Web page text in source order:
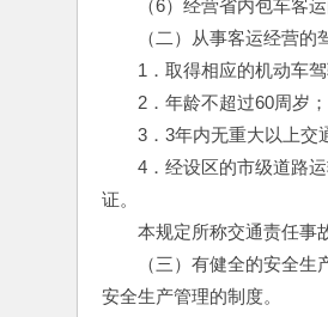
（6）经营省内包车客运
（二）从事客运经营的驾
1．取得相应的机动车驾
2．年龄不超过60周岁；
3．3年内无重大以上交
4．经设区的市级道路运
证。
本规定所称交通责任事故
（三）有健全的安全生产
安全生产管理的制度。